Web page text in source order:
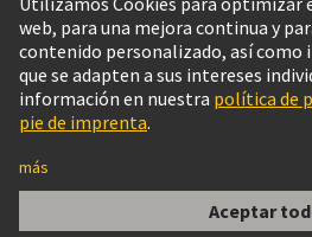
México Español
© HARTING Technology Group
Imprint
Información al cliente